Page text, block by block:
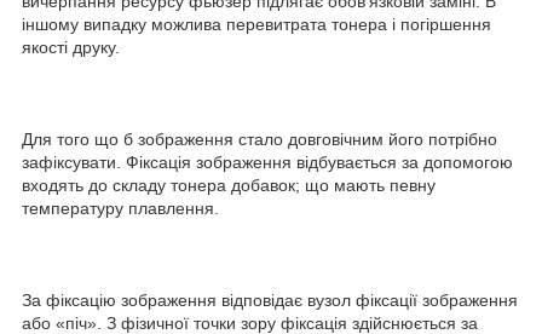
іншому випадку можлива перевитрата тонера і погіршення
якості друку.
Для того що б зображення стало довговічним його потрібно
зафіксувати. Фіксація зображення відбувається за допомогою
входять до складу тонера добавок; що мають певну
температуру плавлення.
За фіксацію зображення відповідає вузол фіксації зображення
або «піч». З фізичної точки зору фіксація здійснюється за